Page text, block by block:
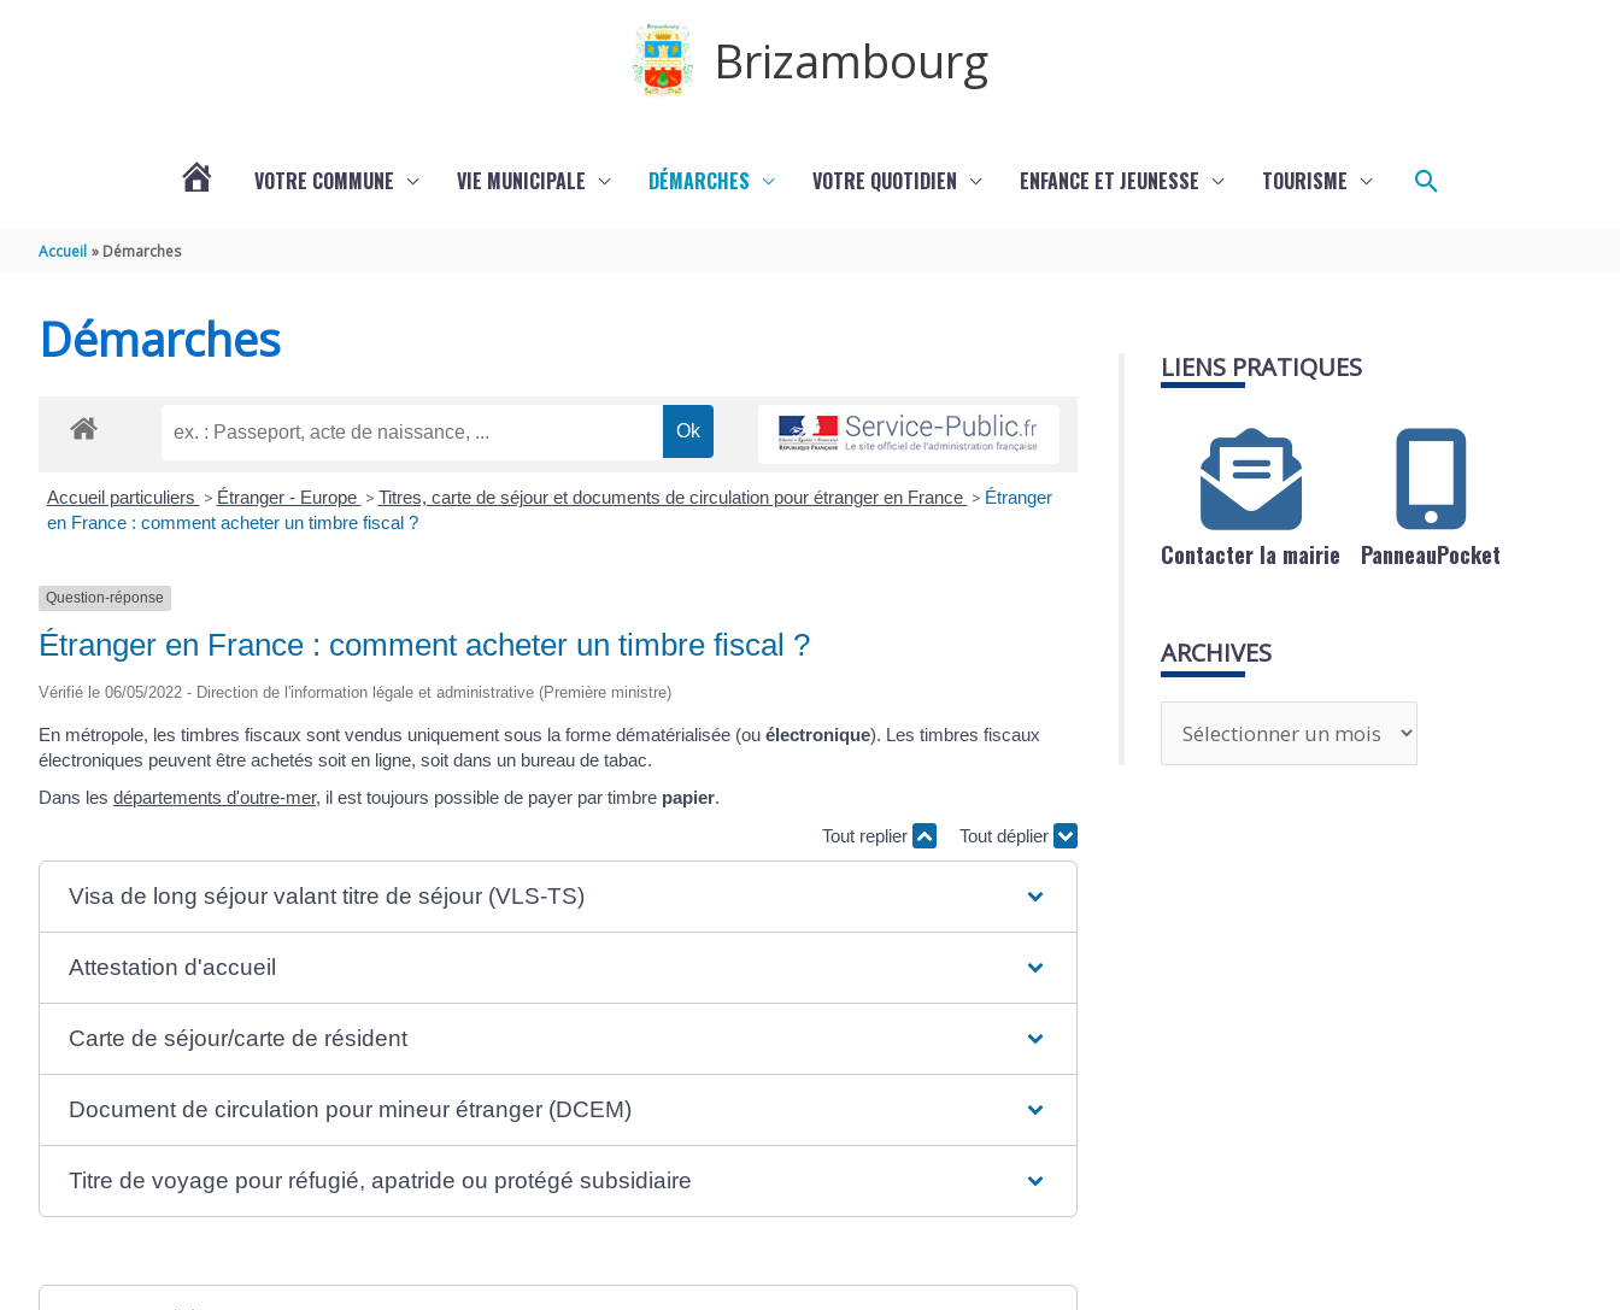
Brizambourg
VOTRE COMMUNE VIE MUNICIPALE DÉMARCHES VOTRE QUOTIDIEN ENFANCE ET JEUNESSE TOURISME Rechercher
Accueil Démarches
Démarches
Accueil particuliers > Étranger - Europe > Titres, carte de séjour et documents de circulation pour étranger en France > Étranger
en France : comment acheter un timbre fiscal ?
Question-réponse
Étranger en France : comment acheter un timbre fiscal ?
Vérifié le 06/05/2022 - Direction de l'information légale et administrative (Première ministre)
En métropole, les timbres fiscaux sont vendus uniquement sous la forme dématérialisée (ou électronique). Les timbres fiscaux
électroniques peuvent être achetés soit en ligne, soit dans un bureau de tabac.
Dans les départements d'outre-mer, il est toujours possible de payer par timbre papier.
Tout replier
Tout déplier
Visa de long séjour valant titre de séjour (VLS-TS)
Attestation d'accueil
Carte de séjour/carte de résident
Document de circulation pour mineur étranger (DCEM)
Titre de voyage pour réfugié, apatride ou protégé subsidiaire
LIENS PRATIQUES
Contacter la mairie PanneauPocket
ARCHIVES
r